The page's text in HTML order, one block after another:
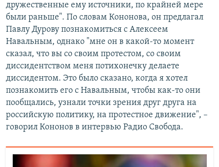
дружественные ему источники, по крайней мере
были раньше". По словам Кононова, он предлагал
Павлу Дурову познакомиться с Алексеем
Навальным, однако "мне он в какой-то момент
сказал, что вы со своим протестом, со своим
диссидентством меня потихонечку делаете
диссидентом. Это было сказано, когда я хотел
познакомить его с Навальным, чтобы как-то они
пообщались, узнали точки зрения друг друга на
российскую политику, на протестное движение", –
говорил Кононов в интервью Радио Свобода.